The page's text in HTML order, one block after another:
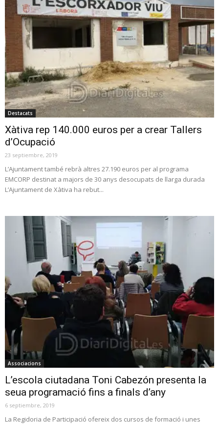
Destacats
Xàtiva rep 140.000 euros per a crear Tallers
d’Ocupació
23 septiembre, 2019
L’Ajuntament també rebrà altres 27.190 euros per al programa
EMCORP destinat a majors de 30 anys desocupats de llarga durada
L’Ajuntament de Xàtiva ha rebut...
Associacions
L’escola ciutadana Toni Cabezón presenta la
seua programació fins a finals d’any
6 septiembre, 2019
La Regidoria de Participació ofereix dos cursos de formació i unes